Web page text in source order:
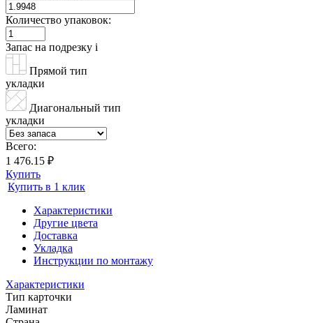
Количество упаковок:
Запас на подрезку i
Прямой тип
укладки
Диагональный тип
укладки
Всего:
1 476.15 ₽
Купить
Купить в 1 клик
Характеристики
Другие цвета
Доставка
Укладка
Инструкции по монтажу
Характеристики
Тип карточки
Ламинат